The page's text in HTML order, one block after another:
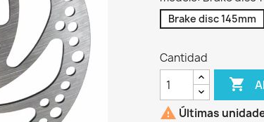
Brake disc 145mm
Cantidad

 Últimas